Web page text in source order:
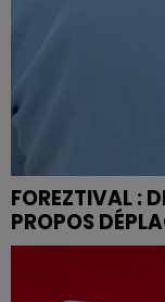
FOREZTIVAL :
PROPOS